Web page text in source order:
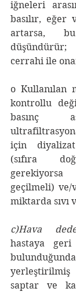
iğneleri
basılır, eğer
artarsa,
cerrahi ile
o Kullanılan
kontrollu
basınç
için diyalizat
(sıfıra
geçilmeli) ve/
miktarda
c)Hava
hastaya
yerleştirilmiş
saptar ve